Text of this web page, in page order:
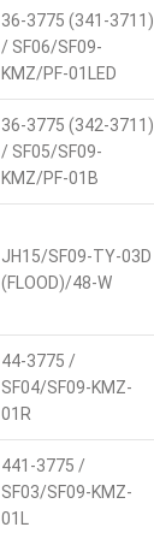
36-3775 (341-3711)
/ SF06/SF09-
KMZ/PF-01LED
36-3775 (342-3711)
/ SF05/SF09-
KMZ/PF-01B
JH15/SF09-TY-03D
(FLOOD)/48-W
44-3775 /
SF04/SF09-KMZ-
01R
441-3775 /
SF03/SF09-KMZ-
01L